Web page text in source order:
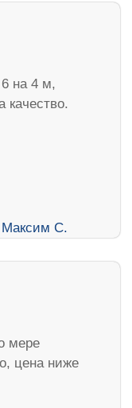
на 4 м,
качество.
мере
цена ниже